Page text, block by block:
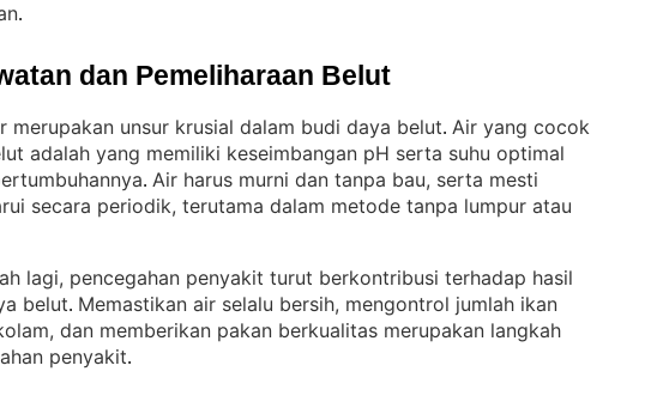
.
dan Pemeliharaan Belut
merupakan unsur krusial dalam budi daya belut. Air yang cocok
adalah yang memiliki keseimbangan pH serta suhu optimal
. Air harus murni dan tanpa bau, serta mesti
secara periodik, terutama dalam metode tanpa lumpur atau
lagi, pencegahan penyakit turut berkontribusi terhadap hasil
belut. Memastikan air selalu bersih, mengontrol jumlah ikan
dan memberikan pakan berkualitas merupakan langkah
penyakit.